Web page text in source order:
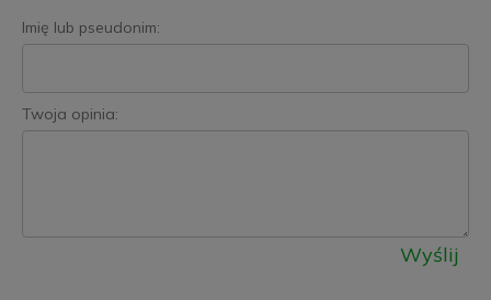
Imię lub pseudonim:
Twoja opinia:
Wyślij